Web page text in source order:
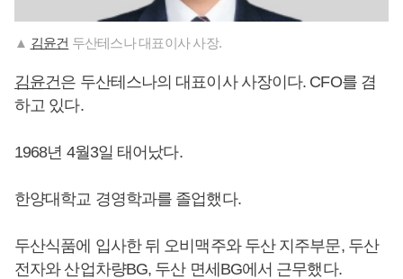
▲ 김윤건 두산테스나 대표이사 사장.
김윤건은 두산테스나의 대표이사 사장이다. CFO를 겸
하고 있다.
1968년 4월3일 태어났다.
한양대학교 경영학과를 졸업했다.
두산식품에 입사한 뒤 오비맥주와 두산 지주부문, 두산
전자와 산업차량BG, 두산 면세BG에서 근무했다.